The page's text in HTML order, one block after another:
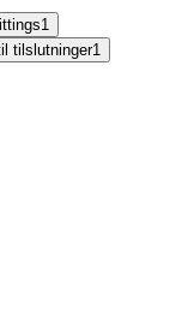
1
tilslutninger1